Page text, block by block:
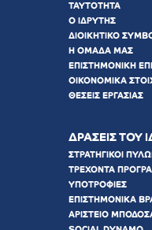
ΤΑΥΤΟΤΗΤΑ
Ο ΙΔΡΥΤΗΣ
ΔΙΟΙΚΗΤΙΚΟ
Η ΟΜΑΔΑ ΜΑΣ
ΕΠΙΣΤΗΜΟΝΙΚΗ
ΟΙΚΟΝΟΜΙΚΑ
ΘΕΣΕΙΣ ΕΡΓΑΣΙΑΣ
ΔΡΑΣΕΙΣ ΤΟΥ
ΣΤΡΑΤΗΓΙΚΟΙ
ΤΡΕΧΟΝΤΑ
ΥΠΟΤΡΟΦΙΕΣ
ΕΠΙΣΤΗΜΟΝΙΚΑ
ΑΡΙΣΤΕΙΟ